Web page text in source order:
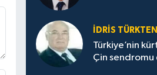
İDRİS TÜRKTEN
Türkiye’nin
Çin sendromu